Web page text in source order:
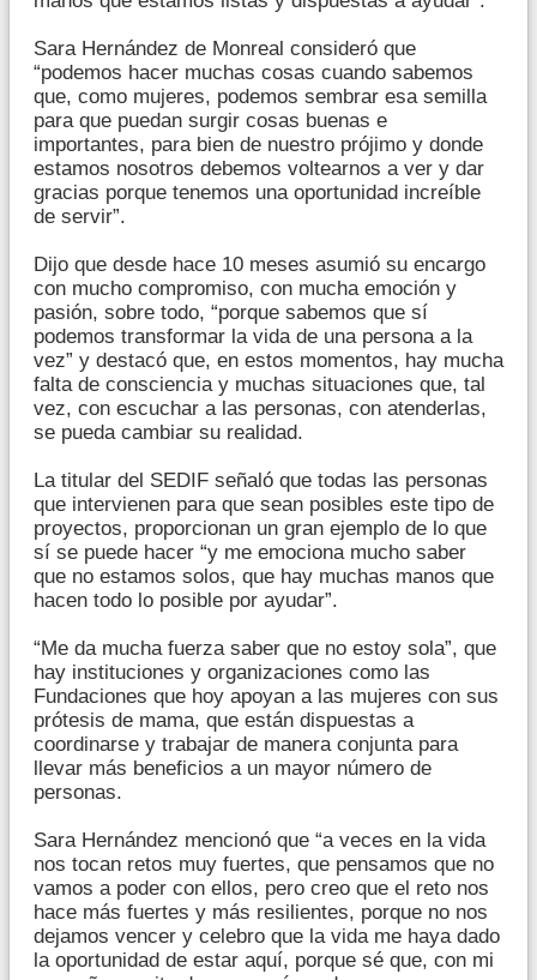
Sara Hernández de Monreal consideró que
“podemos hacer muchas cosas cuando sabemos
que, como mujeres, podemos sembrar esa semilla
para que puedan surgir cosas buenas e
importantes, para bien de nuestro prójimo y donde
estamos nosotros debemos voltearnos a ver y dar
gracias porque tenemos una oportunidad increíble
de servir”.
Dijo que desde hace 10 meses asumió su encargo
con mucho compromiso, con mucha emoción y
pasión, sobre todo, “porque sabemos que sí
podemos transformar la vida de una persona a la
vez” y destacó que, en estos momentos, hay mucha
falta de consciencia y muchas situaciones que, tal
vez, con escuchar a las personas, con atenderlas,
se pueda cambiar su realidad.
La titular del SEDIF señaló que todas las personas
que intervienen para que sean posibles este tipo de
proyectos, proporcionan un gran ejemplo de lo que
sí se puede hacer “y me emociona mucho saber
que no estamos solos, que hay muchas manos que
hacen todo lo posible por ayudar”.
“Me da mucha fuerza saber que no estoy sola”, que
hay instituciones y organizaciones como las
Fundaciones que hoy apoyan a las mujeres con sus
prótesis de mama, que están dispuestas a
coordinarse y trabajar de manera conjunta para
llevar más beneficios a un mayor número de
personas.
Sara Hernández mencionó que “a veces en la vida
nos tocan retos muy fuertes, que pensamos que no
vamos a poder con ellos, pero creo que el reto nos
hace más fuertes y más resilientes, porque no nos
dejamos vencer y celebro que la vida me haya dado
la oportunidad de estar aquí, porque sé que, con mi